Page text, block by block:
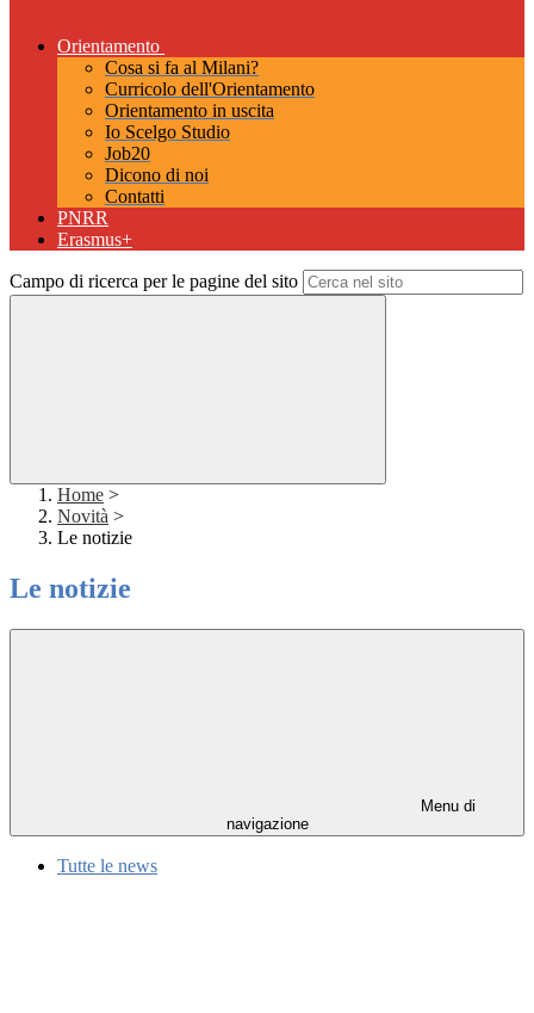
Orientamento
Cosa si fa al Milani?
Curricolo dell'Orientamento
Orientamento in uscita
Io Scelgo Studio
Job20
Dicono di noi
Contatti
PNRR
Erasmus+
Campo di ricerca per le pagine del sito
Home >
Novità >
Le notizie
Le notizie
Menu di
navigazione
Tutte le news